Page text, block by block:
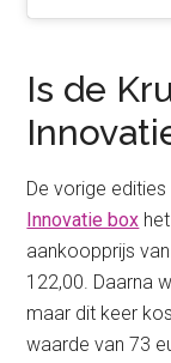
Is de
De vorige
Innovatie box
aankoopprijs
122,00. Daarna
maar dit keer
waarde van 73